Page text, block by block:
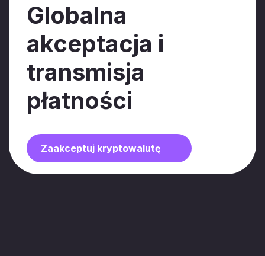
Globalna
akceptacja i
transmisja
płatności
Zaakceptuj kryptowalutę